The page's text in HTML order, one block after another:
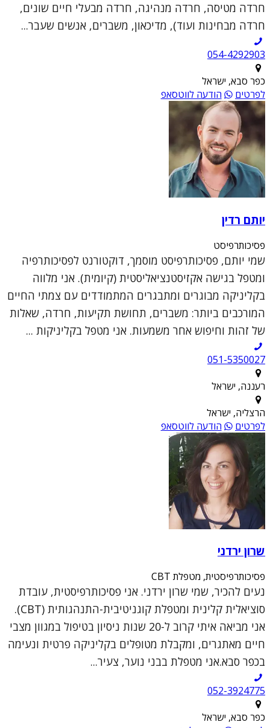
חרדה מטיסה, חרדה מנהיגה, חרדה מבעלי חיים שונים,
חרדה מבחינות ועוד), מדיכאון, משברים, אנשים שעבר...
054-4292903
כפר סבא, ישראל
לפרטים
הודעה לווטסאפ
יותם רדין
פסיכותרפיסט
שמי יותם, פסיכותרפיסט מוסמך, דוקטורנט לפסיכותרפיה
ומטפל בגישה אקזיסטנציאליסטית (קיומית). אני מלווה
בקליניקה מבוגרים ומתבגרים המתמודדים עם צמתי החיים
המורכבים ביותר: משברים, תחושת תקיעות, חרדה, שאלות
של זהות וחיפוש אחר משמעות. אני מטפל בקליניקות ...
051-5350027
רעננה, ישראל
הרצליה, ישראל
לפרטים
הודעה לווטסאפ
שרון ירדני
פסיכותרפיסטית, מטפלת CBT
נעים להכיר, שמי שרון ירדני. אני פסיכותרפיסטית, עובדת
סוציאלית קלינית ומטפלת קוגניטיבית-התנהגותית (CBT).
אני מביאה איתי קרוב ל-20 שנות ניסיון בטיפול במגוון מצבי
חיים מאתגרים, ומקבלת מטופלים בקליניקה פרטית ונעימה
בכפר סבא.אני מטפלת בבני נוער, צעיר...
052-3924775
כפר סבא, ישראל